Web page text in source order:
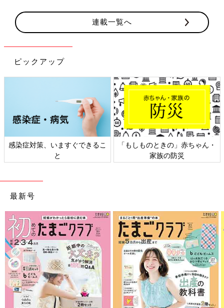
連載一覧へ
ピックアップ
感染症対策、いますぐできるこ
と
「もしものときの」赤ちゃん・
家族の防災
最新号